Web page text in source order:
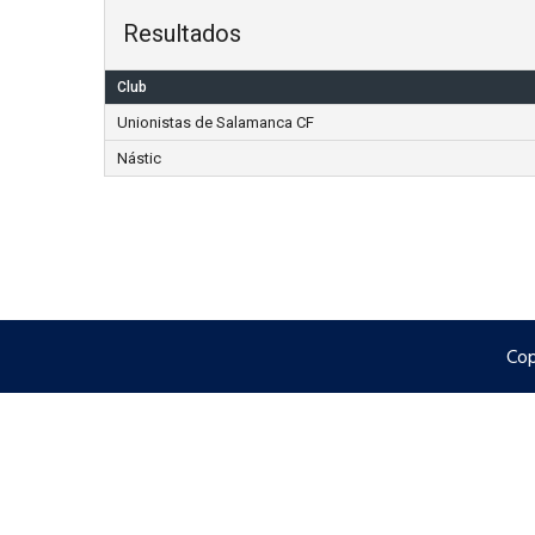
Resultados
Club
Unionistas de Salamanca CF
Nástic